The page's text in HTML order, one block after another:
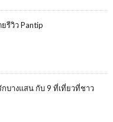
รีวิว Pantip
บางแสน กับ 9 ที่เที่ยวที่ชาว